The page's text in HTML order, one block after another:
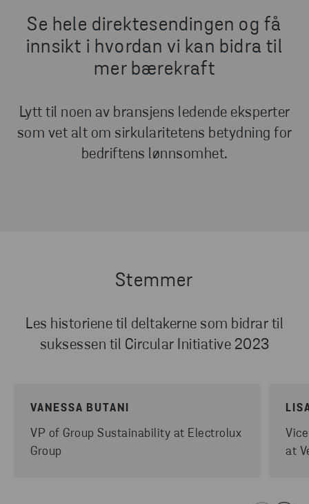
Se hele direktesendingen og få
innsikt i hvordan vi kan bidra til
mer bærekraft
Lytt til noen av bransjens ledende eksperter
som vet alt om sirkularitetens betydning for
bedriftens lønnsomhet.
Stemmer
Les historiene til deltakerne som bidrar til
suksessen til Circular Initiative 2023
VANESSA BUTANI
VP of Group Sustainability at Electrolux
Group
at